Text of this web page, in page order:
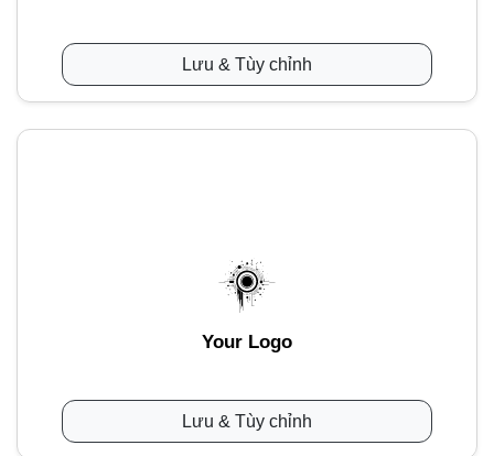
Lưu & Tùy chỉnh
Your Logo
Lưu & Tùy chỉnh